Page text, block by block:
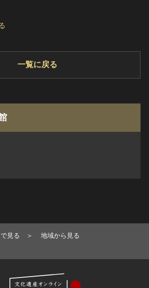
一覧に戻る
見る
地域から見る